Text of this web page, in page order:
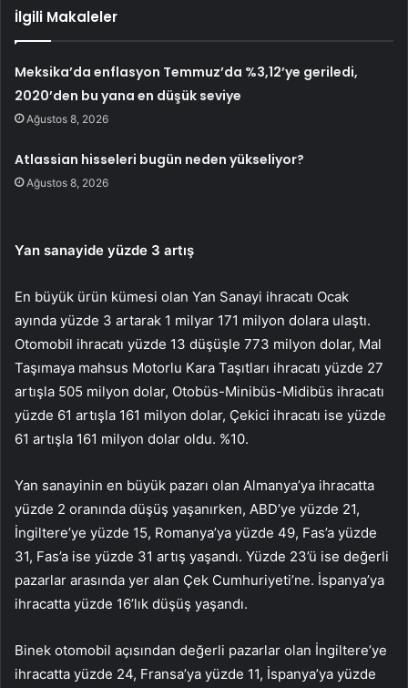
İlgili Makaleler
Meksika’da enflasyon Temmuz’da %3,12’ye geriledi,
2020’den bu yana en düşük seviye
Ağustos 8, 2026
Atlassian hisseleri bugün neden yükseliyor?
Ağustos 8, 2026
Yan sanayide yüzde 3 artış
En büyük ürün kümesi olan Yan Sanayi ihracatı Ocak
ayında yüzde 3 artarak 1 milyar 171 milyon dolara ulaştı.
Otomobil ihracatı yüzde 13 düşüşle 773 milyon dolar, Mal
Taşımaya mahsus Motorlu Kara Taşıtları ihracatı yüzde 27
artışla 505 milyon dolar, Otobüs-Minibüs-Midibüs ihracatı
yüzde 61 artışla 161 milyon dolar, Çekici ihracatı ise yüzde
61 artışla 161 milyon dolar oldu. %10.
Yan sanayinin en büyük pazarı olan Almanya’ya ihracatta
yüzde 2 oranında düşüş yaşanırken, ABD’ye yüzde 21,
İngiltere’ye yüzde 15, Romanya’ya yüzde 49, Fas’a yüzde
31, Fas’a ise yüzde 31 artış yaşandı. Yüzde 23’ü ise değerli
pazarlar arasında yer alan Çek Cumhuriyeti’ne. İspanya’ya
ihracatta yüzde 16’lık düşüş yaşandı.
Binek otomobil açısından değerli pazarlar olan İngiltere’ye
ihracatta yüzde 24, Fransa’ya yüzde 11, İspanya’ya yüzde